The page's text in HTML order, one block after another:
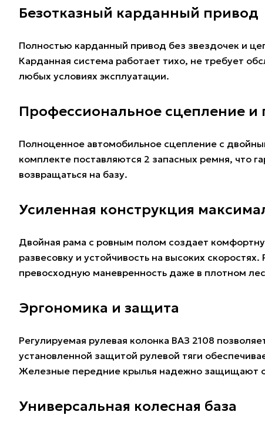
Безотказный карданный привод
Полностью карданный привод без звездочек и
Карданная система работает тихо, не требует
любых условиях эксплуатации.
Профессиональное сцепление и
Полноценное автомобильное сцепление с
комплекте поставляются 2 запасных ремня, что
возвращаться на базу.
Усиленная конструкция
Двойная рама с ровным полом создает
развесовку и устойчивость на высоких
превосходную маневренность даже в плотном
Эргономика и защита
Регулируемая рулевая колонка ВАЗ 2108
установленной защитой рулевой тяги
Железные передние крылья надежно защищают
Универсальная колесная база